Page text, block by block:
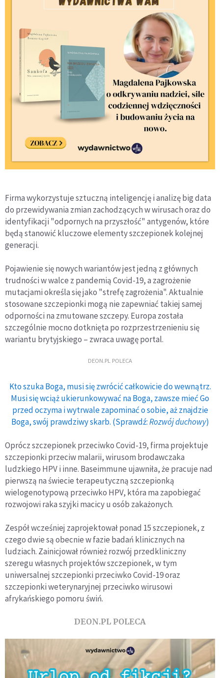
Firma wykorzystuje sztuczną inteligencję i analizę big data
do przewidywania zmian zachodzących w wirusach oraz do
identyfikacji "odpornych na przyszłość" antygenów, które
będą stanowić kluczowe elementy szczepionek kolejnej
generacji.
Pojawienie się nowych wariantów jest jedną z głównych
trudności w walce z pandemią Covid-19, a zagrożenie
mutacjami określa się jako "strefę zagrożenia". Aktualnie
stosowane szczepionki mogą nie zapewniać takiej samej
odporności na zmutowane szczepy. Europa została
szczególnie mocno dotknięta po rozprzestrzenieniu się
wariantu brytyjskiego – zwraca uwagę portal.
DEON.PL POLECA
Kto szuka Boga, musi się zwrócić całkowicie do wewnątrz.
Musi się wciąż ukierunkowywać na Boga, zawsze mieć Go
przed oczyma i wytrwale zapominać o sobie, aż znajdzie
Boga, swój prawdziwy skarb. (Sprawdź:Rozwój duchowy)
Oprócz szczepionek przeciwko Covid-19, firma projektuje
szczepionki przeciw malarii, wirusom brodawczaka
ludzkiego HPV i inne. Baseimmune ujawniła, że pracuje nad
pierwszą na świecie terapeutyczną szczepionką
wielogenotypową przeciwko HPV, która ma zapobiegać
rozwojowi raka szyjki macicy u osób zakażonych.
Zespół wcześniej zaprojektował ponad 15 szczepionek, z
czego dwie są obecnie w fazie badań klinicznych na
ludziach. Zainicjował również rozwój przedkliniczny
szeregu własnych projektów szczepionek, w tym
uniwersalnej szczepionki przeciwko Covid-19 oraz
szczepionki weterynaryjnej przeciwko wirusowi
afrykańskiego pomoru świń.
DEON.PL POLECA